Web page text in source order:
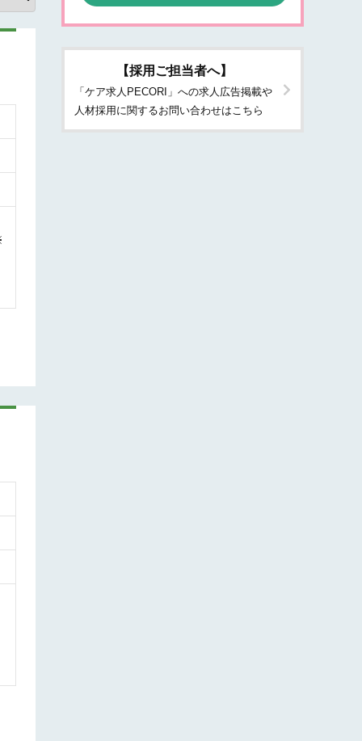
【採用ご担当者へ】
「ケア求人PECORI」への求人広告掲載や
人材採用に関するお問い合わせはこちら